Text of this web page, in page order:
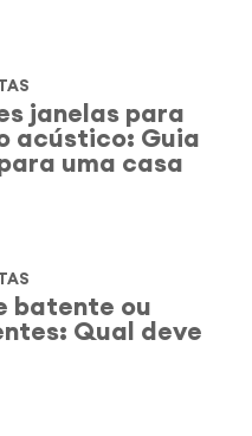
janelas para
acústico: Guia
uma casa
batente ou
Qual deve